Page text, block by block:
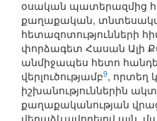
օսական պատերազմից
քաղաքական,
հետազոտությունների
փորձագետ Հասան Ալի
անմիջապես հետո
վերլուծությամբ9, որտեղ
իշխանություններին
քաղաքականության